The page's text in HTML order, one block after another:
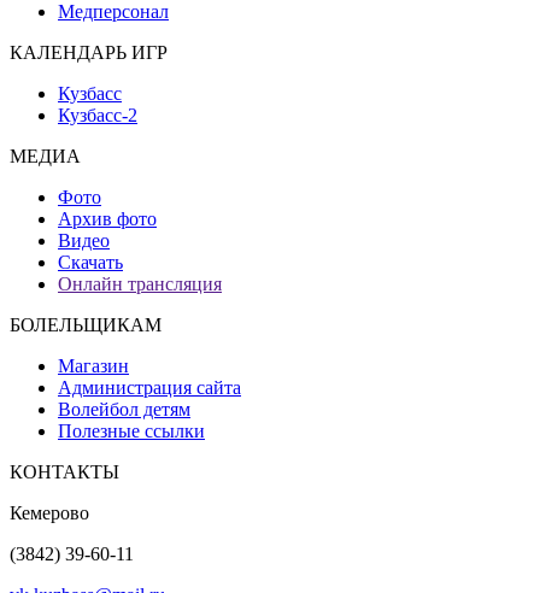
Медперсонал
КАЛЕНДАРЬ ИГР
Кузбасс
Кузбасс-2
МЕДИА
Фото
Архив фото
Видео
Скачать
Онлайн трансляция
БОЛЕЛЬЩИКАМ
Магазин
Администрация сайта
Волейбол детям
Полезные ссылки
КОНТАКТЫ
Кемерово
(3842) 39-60-11